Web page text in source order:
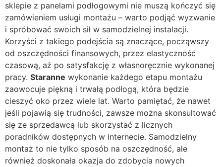
sklepie z panelami podłogowymi nie muszą kończyć się
zamówieniem usługi montażu – warto podjąć wyzwanie
i spróbować swoich sił w samodzielnej instalacji.
Korzyści z takiego podejścia są znaczące, począwszy
od oszczędności finansowych, przez elastyczność
czasową, aż po satysfakcję z własnoręcznie wykonanej
pracy. Staranne wykonanie każdego etapu montażu
zaowocuje piękną i trwałą podłogą, która będzie
cieszyć oko przez wiele lat. Warto pamiętać, że nawet
jeśli pojawią się trudności, zawsze można skonsultować
się ze sprzedawcą lub skorzystać z licznych
poradników dostępnych w internecie. Samodzielny
montaż to nie tylko sposób na oszczędność, ale
również doskonała okazja do zdobycia nowych